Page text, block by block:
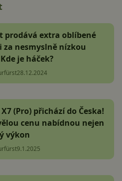
prodává extra oblíbené
za nesmyslně nízkou
je háček?
28.12.2024
X7 (Pro) přichází do Česka!
cenu nabídnou nejen
výkon
9.1.2025